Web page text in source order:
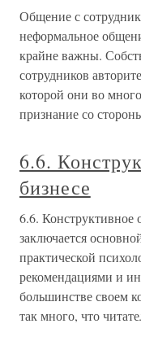
Общение с
неформальное
крайне важны.
сотрудников
которой они во
признание со
6.6.
бизнесе
6.6. Конструктивное
заключается
практической
рекомендациями и
большинстве своем
так много, что